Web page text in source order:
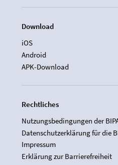
Download
iOS
Android
APK-Download
Rechtliches
Nutzungsbedingungen der
Datenschutzerklärung für die
Impressum
Erklärung zur Barrierefreiheit